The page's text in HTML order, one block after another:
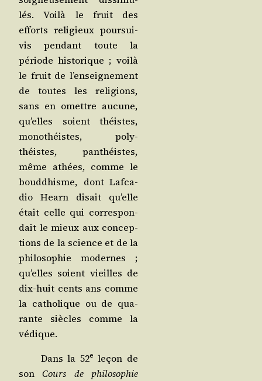
lés. Voi­là le fruit des
efforts reli­gieux pour­sui­
vis pen­dant toute la
période his­to­rique ; voi­là
le fruit de l’enseignement
de toutes les reli­gions,
sans en omettre aucune,
qu’elles soient théistes,
mono­théistes, poly­
théistes, pan­théistes,
même athées, comme le
boud­dhisme, dont Laf­ca­
dio Hearn disait qu’elle
était celle qui cor­res­pon­
dait le mieux aux concep­
tions de la science et de la
phi­lo­so­phie modernes ;
qu’elles soient vieilles de
dix-huit cents ans comme
la catho­lique ou de qua­
rante siècles comme la
védique.
Dans la 52e leçon de
sonCours de phi­lo­so­phie